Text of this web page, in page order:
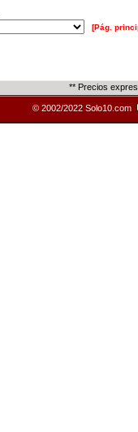
[Pág.
** Precios
© 2002/2022 Solo10.com